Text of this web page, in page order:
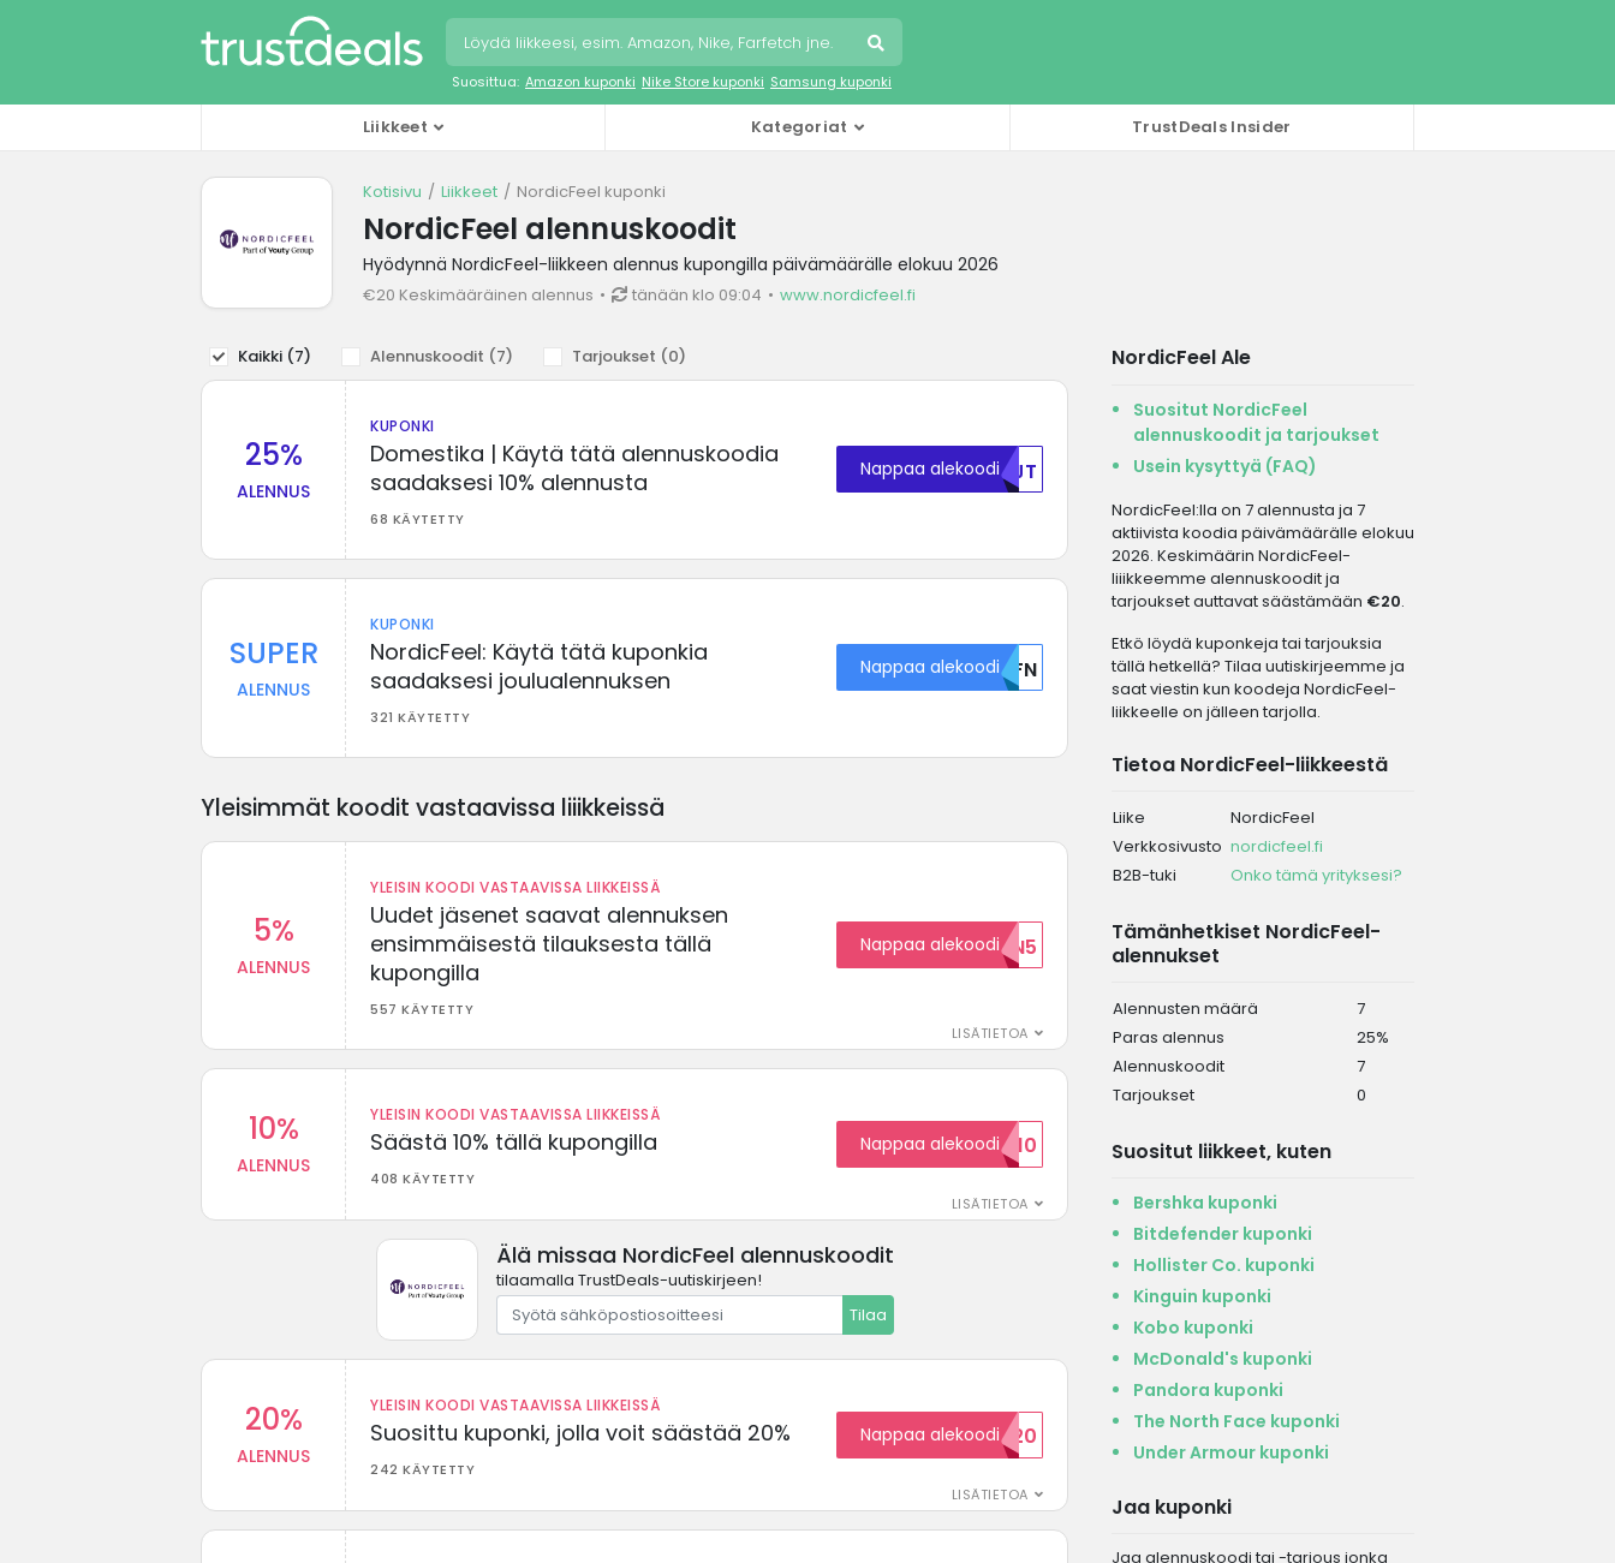
Suosittua: Amazon kuponki Nike Store kuponki Samsung kuponki
Liikkeet Kategoriat TrustDeals Insider
Kotisivu Liikkeet NordicFeel kuponki
NordicFeel alennuskoodit
Hyödynnä NordicFeel-liikkeen alennus kupongilla päivämäärälle elokuu 2026
€20 Keskimääräinen alennus tänään klo 09:04 www.nordicfeel.fi
Kaikki (7) Alennuskoodit (7) Tarjoukset (0)
25%
ALENNUS
KUPONKI
Domestika | Käytä tätä alennuskoodia
saadaksesi 10% alennusta
68 KÄYTETTY
Nappaa alekoodiNTJT
SUPER
ALENNUS
KUPONKI
NordicFeel: Käytä tätä kuponkia
saadaksesi joulualennuksen
321 KÄYTETTY
Nappaa alekoodiU0FN
Yleisimmät koodit vastaavissa liiikkeissä
5%
ALENNUS
YLEISIN KOODI VASTAAVISSA LIIKKEISSÄ
Uudet jäsenet saavat alennuksen
ensimmäisestä tilauksesta tällä
kupongilla
557 KÄYTETTY
LISÄTIETOA
Nappaa alekoodi
ALENNUKSEN5
10%
ALENNUS
YLEISIN KOODI VASTAAVISSA LIIKKEISSÄ
Säästä 10% tällä kupongilla
408 KÄYTETTY
LISÄTIETOA
Nappaa alekoodi
KOODID10
Älä missaa NordicFeel alennuskoodit
tilaamalla TrustDeals-uutiskirjeen!
Tilaa
20%
ALENNUS
YLEISIN KOODI VASTAAVISSA LIIKKEISSÄ
Suosittu kuponki, jolla voit säästää 20%
242 KÄYTETTY
LISÄTIETOA
Nappaa alekoodi
WELCOME20
NordicFeel Ale
Suositut NordicFeel
alennuskoodit ja tarjoukset
Usein kysyttyä (FAQ)
NordicFeel:lla on 7 alennusta ja 7
aktiivista koodia päivämäärälle elokuu
2026. Keskimäärin NordicFeel-
liiikkeemme alennuskoodit ja
tarjoukset auttavat säästämään €20.
Etkö löydä kuponkeja tai tarjouksia
tällä hetkellä? Tilaa uutiskirjeemme ja
saat viestin kun koodeja NordicFeel-
liikkeelle on jälleen tarjolla.
Tietoa NordicFeel-liikkeestä
Liike
NordicFeel
Verkkosivusto nordicfeel.fi
B2B-tuki
Onko tämä yrityksesi?
Tämänhetkiset NordicFeel-
alennukset
Alennusten määrä
7
Paras alennus
25%
Alennuskoodit
7
Tarjoukset
0
Suositut liikkeet, kuten
Bershka kuponki
Bitdefender kuponki
Hollister Co. kuponki
Kinguin kuponki
Kobo kuponki
McDonald's kuponki
Pandora kuponki
The North Face kuponki
Under Armour kuponki
Jaa kuponki
Jaa alennuskoodi tai -tarjous jonka